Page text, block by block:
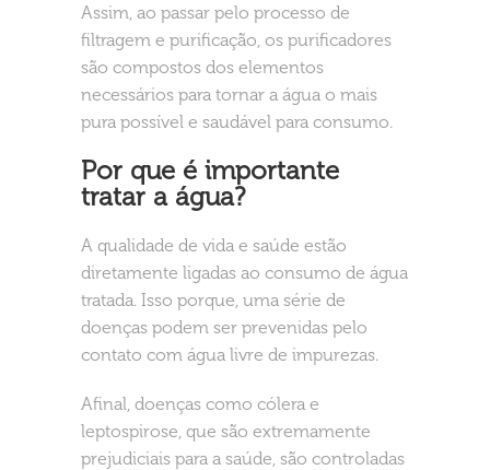
Assim, ao passar pelo processo de
filtragem e purificação, os purificadores
são compostos dos elementos
necessários para tornar a água o mais
pura possível e saudável para consumo.
Por que é importante
tratar a água?
A qualidade de vida e saúde estão
diretamente ligadas ao consumo de água
tratada. Isso porque, uma série de
doenças podem ser prevenidas pelo
contato com água livre de impurezas.
Afinal, doenças como cólera e
leptospirose, que são extremamente
prejudiciais para a saúde, são controladas